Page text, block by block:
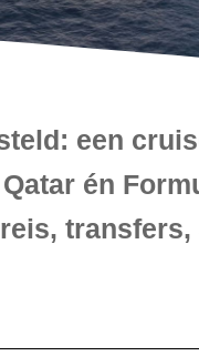
een
én
transfers,